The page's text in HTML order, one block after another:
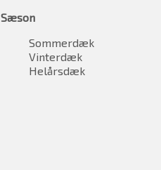
Sæson
Sommerdæk
Vinterdæk
Helårsdæk